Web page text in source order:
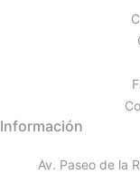
Información
Av. Paseo de la